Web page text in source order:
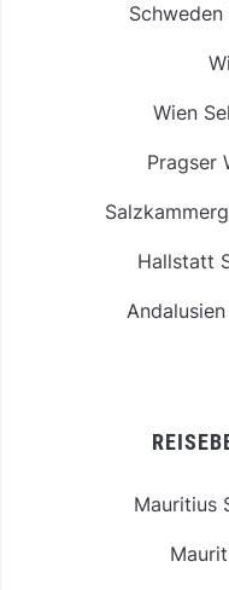
Wien
Pragser
Hallstatt
Mauritius